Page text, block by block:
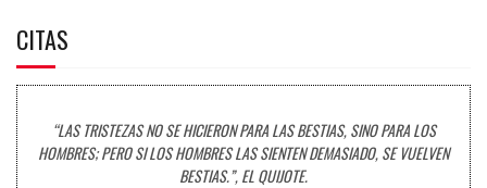
CITAS
“LAS TRISTEZAS NO SE HICIERON PARA LAS BESTIAS, SINO PARA LOS
HOMBRES; PERO SI LOS HOMBRES LAS SIENTEN DEMASIADO, SE VUELVEN
BESTIAS.”, EL QUIJOTE.